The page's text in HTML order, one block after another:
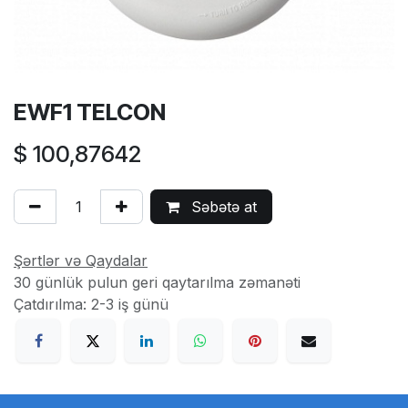
EWF1 TELCON
$ 100,87642
Səbətə at
Şərtlər və Qaydalar
30 günlük pulun geri qaytarılma zəmanəti
Çatdırılma: 2-3 iş günü